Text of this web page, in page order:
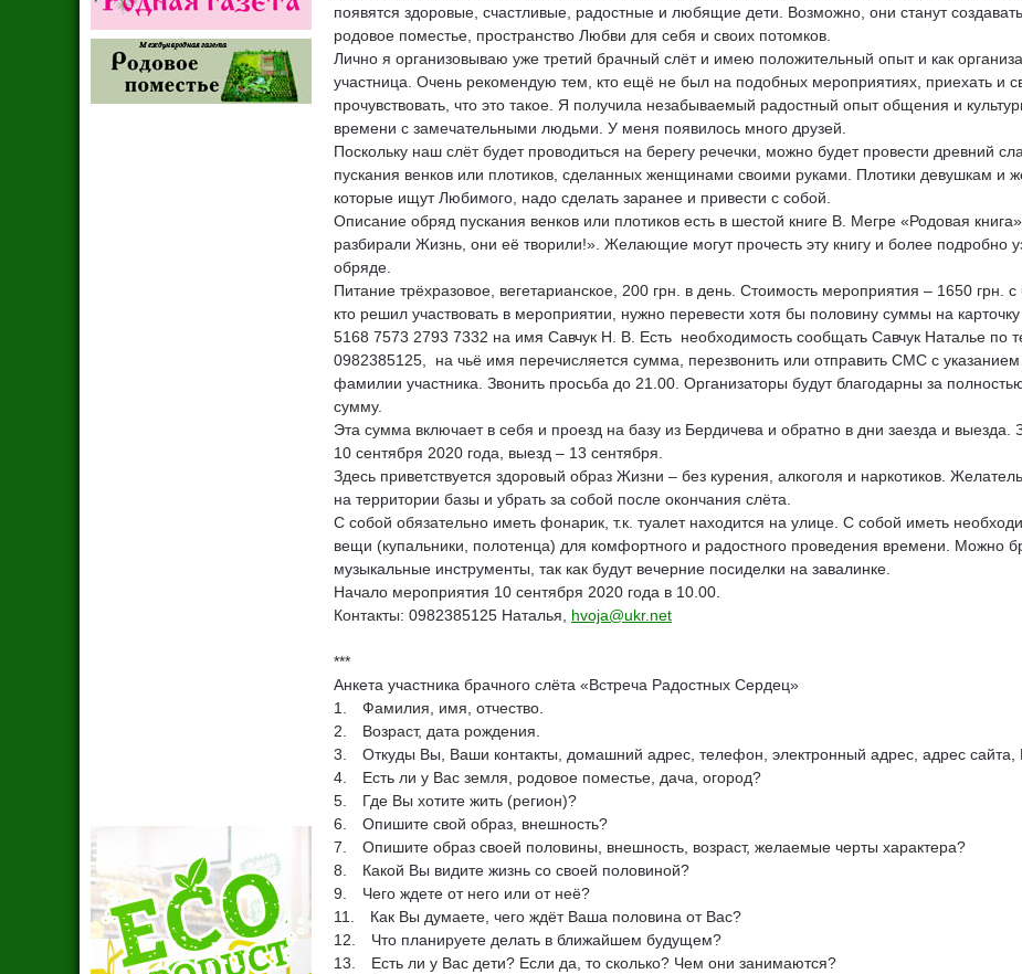
появятся здоровые, счастливые, радостные и любящие дети. Возможно, они станут
родовое поместье, пространство Любви для себя и своих потомков.
Лично я организовываю уже третий брачный слёт и имею положительный опыт и как
участница. Очень рекомендую тем, кто ещё не был на подобных мероприятиях, приехать и
прочувствовать, что это такое. Я получила незабываемый радостный опыт общения и
времени с замечательными людьми. У меня появилось много друзей.
Поскольку наш слёт будет проводиться на берегу речечки, можно будет провести древний
пускания венков или плотиков, сделанных женщинами своими руками. Плотики девушкам и
которые ищут Любимого, надо сделать заранее и привести с собой.
Описание обряд пускания венков или плотиков есть в шестой книге В. Мегре «Родовая
разбирали Жизнь, они её творили!». Желающие могут прочесть эту книгу и более подробно
обряде.
Питание трёхразовое, вегетарианское, 200 грн. в день. Стоимость мероприятия – 1650 грн. с
кто решил участвовать в мероприятии, нужно перевести хотя бы половину суммы на
5168 7573 2793 7332 на имя Савчук Н. В. Есть необходимость сообщать Савчук Наталье по
0982385125, на чьё имя перечисляется сумма, перезвонить или отправить СМС с
фамилии участника. Звонить просьба до 21.00. Организаторы будут благодарны за
сумму.
Эта сумма включает в себя и проезд на базу из Бердичева и обратно в дни заезда и выезда.
10 сентября 2020 года, выезд – 13 сентября.
Здесь приветствуется здоровый образ Жизни – без курения, алкоголя и наркотиков.
на территории базы и убрать за собой после окончания слёта.
С собой обязательно иметь фонарик, т.к. туалет находится на улице. С собой иметь
вещи (купальники, полотенца) для комфортного и радостного проведения времени. Можно
музыкальные инструменты, так как будут вечерние посиделки на завалинке.
Начало мероприятия 10 сентября 2020 года в 10.00.
Контакты: 0982385125 Наталья, hvoja@ukr.net
***
Анкета участника брачного слёта «Встреча Радостных Сердец»
1. Фамилия, имя, отчество.
2. Возраст, дата рождения.
3. Откуды Вы, Ваши контакты, домашний адрес, телефон, электронный адрес, адрес сайта,
4. Есть ли у Вас земля, родовое поместье, дача, огород?
5. Где Вы хотите жить (регион)?
6. Опишите свой образ, внешность?
7. Опишите образ своей половины, внешность, возраст, желаемые черты характера?
8. Какой Вы видите жизнь со своей половиной?
9. Чего ждете от него или от неё?
11. Как Вы думаете, чего ждёт Ваша половина от Вас?
12. Что планируете делать в ближайшем будущем?
13. Есть ли у Вас дети? Если да, то сколько? Чем они занимаются?